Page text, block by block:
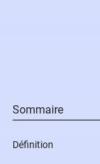
Sommaire
Définition